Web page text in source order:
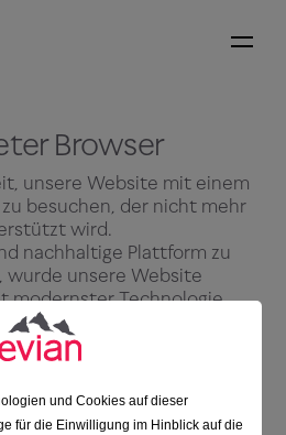
Browser
unsere Website mit einem
besuchen, der nicht mehr
wird.
nachhaltige Plattform zu
wurde unsere Website
modernster Technologie
dass Teile dieser
geladen werden und weitere
wie z.B. einen allgemeinen
sie mit einem veralteten
angezeigt wird.
und Cookies auf dieser
für die Einwilligung im Hinblick auf die